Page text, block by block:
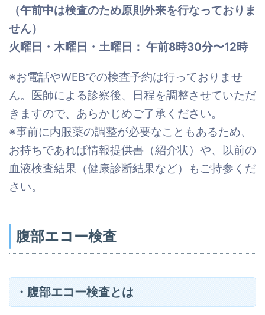
（午前中は検査のため原則外来を行なっておりま
せん）
火曜日・木曜日・土曜日： 午前8時30分〜12時
※お電話やWEBでの検査予約は行っておりませ
ん。医師による診察後、日程を調整させていただ
きますので、あらかじめご了承ください。
※事前に内服薬の調整が必要なこともあるため、
お持ちであれば情報提供書（紹介状）や、以前の
血液検査結果（健康診断結果など）もご持参くだ
さい。
腹部エコー検査
・腹部エコー検査とは